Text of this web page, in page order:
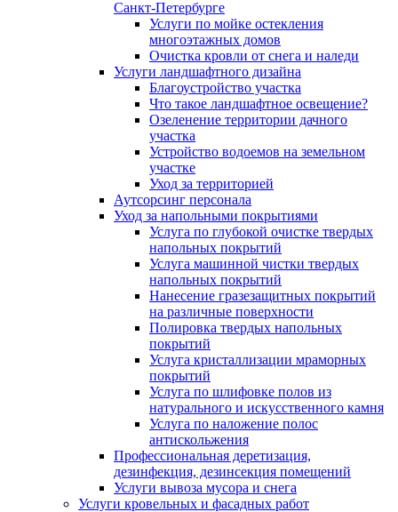
Санкт-Петербурге
Услуги по мойке остекления
многоэтажных домов
Очистка кровли от снега и наледи
Услуги ландшафтного дизайна
Благоустройство участка
Что такое ландшафтное освещение?
Озеленение территории дачного
участка
Устройство водоемов на земельном
участке
Уход за территорией
Аутсорсинг персонала
Уход за напольными покрытиями
Услуга по глубокой очистке твердых
напольных покрытий
Услуга машинной чистки твердых
напольных покрытий
Нанесение гразезащитных покрытий
на различные поверхности
Полировка твердых напольных
покрытий
Услуга кристаллизации мраморных
покрытий
Услуга по шлифовке полов из
натурального и искусственного камня
Услуга по наложение полос
антискольжения
Профессиональная деретизация,
дезинфекция, дезинсекция помещений
Услуги вывоза мусора и снега
Услуги кровельных и фасадных работ